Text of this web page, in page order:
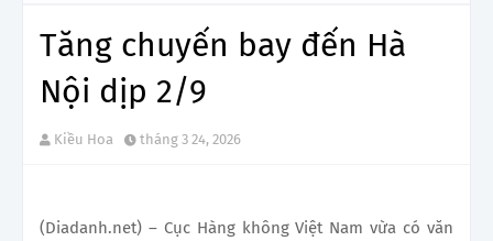
Tăng chuyến bay đến Hà
Nội dịp 2/9
Kiều Hoa tháng 3 24, 2026
(Diadanh.net) – Cục Hàng không Việt Nam vừa có văn